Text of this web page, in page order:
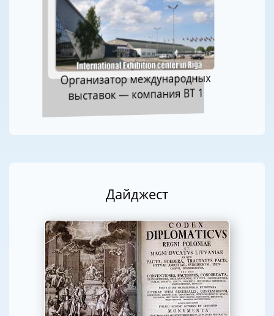
Организатор международных
выставок — компания ВТ 1
Дайджест